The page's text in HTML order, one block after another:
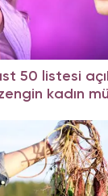
50 listesi
kadın